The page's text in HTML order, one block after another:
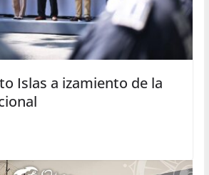
Islas a izamiento de la